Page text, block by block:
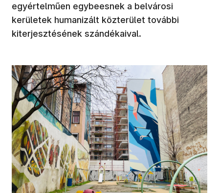
egyértelműen egybeesnek a belvárosi
kerületek humanizált közterület további
kiterjesztésének szándékaival.